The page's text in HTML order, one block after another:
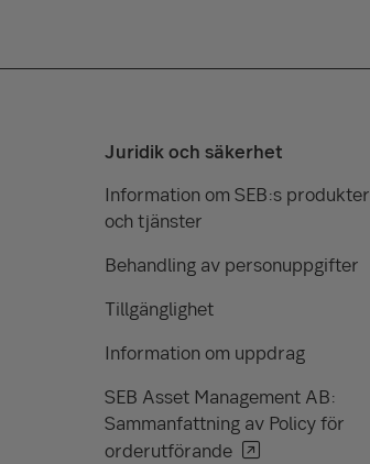
Juridik och säkerhet
Information om SEB:s produkter
och tjänster
Behandling av personuppgifter
Tillgänglighet
Information om uppdrag
SEB Asset Management AB:
Sammanfattning av Policy för
orderutförande